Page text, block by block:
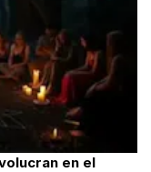
en el